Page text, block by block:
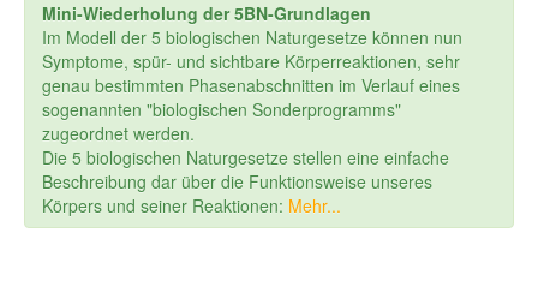
Mini-Wiederholung der 5BN-Grundlagen
Im Modell der 5 biologischen Naturgesetze können nun
Symptome, spür- und sichtbare Körperreaktionen, sehr
genau bestimmten Phasenabschnitten im Verlauf eines
sogenannten "biologischen Sonderprogramms"
zugeordnet werden.
Die 5 biologischen Naturgesetze stellen eine einfache
Beschreibung dar über die Funktionsweise unseres
Körpers und seiner Reaktionen: Mehr...